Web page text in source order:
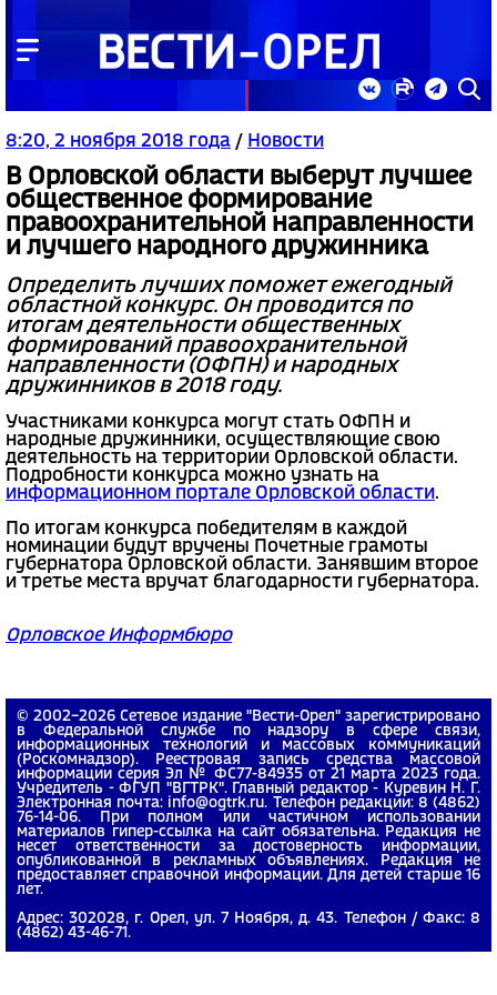
8:20, 2 ноября 2018 года / Новости
В Орловской области выберут лучшее
общественное формирование
правоохранительной направленности
и лучшего народного дружинника
Определить лучших поможет ежегодный
областной конкурс. Он проводится по
итогам деятельности общественных
формирований правоохранительной
направленности (ОФПН) и народных
дружинников в 2018 году.
Участниками конкурса могут стать ОФПН и
народные дружинники, осуществляющие свою
деятельность на территории Орловской области.
Подробности конкурса можно узнать на
информационном портале Орловской области.
По итогам конкурса победителям в каждой
номинации будут вручены Почетные грамоты
губернатора Орловской области. Занявшим второе
и третье места вручат благодарности губернатора.
Орловское Информбюро
© 2002−2026 Сетевое издание "Вести-Орел" зарегистрировано
в Федеральной службе по надзору в сфере связи,
информационных технологий и массовых коммуникаций
(Роскомнадзор). Реестровая запись средства массовой
информации серия Эл № ФС77-84935 от 21 марта 2023 года.
Учредитель - ФГУП "ВГТРК". Главный редактор - Куревин Н. Г.
Электронная почта: info@ogtrk.ru. Телефон редакции: 8 (4862)
76-14-06. При полном или частичном использовании
материалов гипер-ссылка на сайт обязательна. Редакция не
несет ответственности за достоверность информации,
опубликованной в рекламных объявлениях. Редакция не
предоставляет справочной информации. Для детей старше 16
лет.
Адрес: 302028, г. Орел, ул. 7 Ноября, д. 43. Телефон / Факс: 8
(4862) 43-46-71.